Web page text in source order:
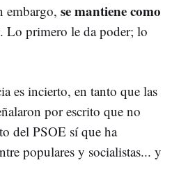
embargo, se mantiene como
. Lo primero le da poder; lo
es incierto, en tanto que las
por escrito que no
del PSOE sí que ha
populares y socialistas... y